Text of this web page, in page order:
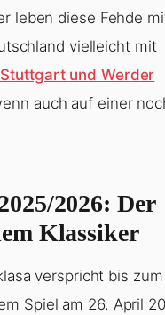
leben diese Fehde
vielleicht mit
und Werder
auch auf einer
2026: Der
Klassiker
verspricht bis zum
Spiel am 26. April